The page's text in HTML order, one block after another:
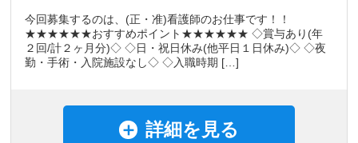
今回募集するのは、(正・准)看護師のお仕事です！！
★★★★★★おすすめポイント★★★★★★ ◇賞与あり(年
２回/計２ヶ月分)◇ ◇日・祝日休み(他平日１日休み)◇ ◇夜
勤・手術・入院施設なし◇ ◇入職時期 […]
詳細を見る